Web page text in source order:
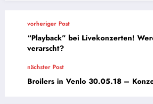
vorheriger Post
“Playback” bei Livekonzerten!
verarscht?
nächster Post
Broilers in Venlo 30.05.18 –